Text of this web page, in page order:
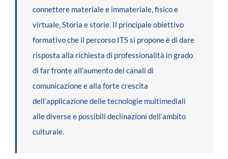
connettere materiale e immateriale, fisico e
virtuale, Storia e storie. Il principale obiettivo
formativo che il percorso ITS si propone è di dare
risposta alla richiesta di professionalità in grado
di far fronte all’aumento dei canali di
comunicazione e alla forte crescita
dell’applicazione delle tecnologie multimediali
alle diverse e possibili declinazioni dell’ambito
culturale.